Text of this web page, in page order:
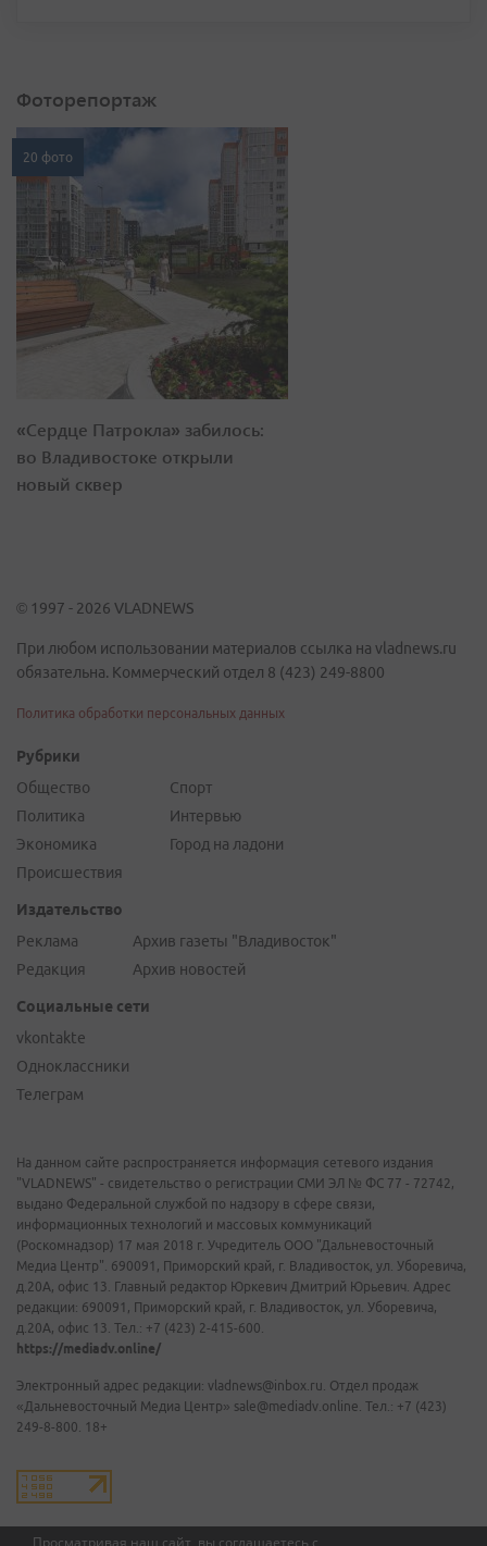
Просматривая наш сайт, вы соглашаетесь с
Фоторепортаж
20 фото
«Сердце Патрокла» забилось:
во Владивостоке открыли
новый сквер
© 1997 - 2026 VLADNEWS
При любом использовании материалов ссылка на vladnews.ru
обязательна. Коммерческий отдел 8 (423) 249-8800
Политика обработки персональных данных
Рубрики
Общество
Политика
Экономика
Происшествия
Спорт
Интервью
Город на ладони
Издательство
Реклама
Редакция
Архив газеты "Владивосток"
Архив новостей
Социальные сети
vkontakte
Одноклассники
Телеграм
На данном сайте распространяется информация сетевого издания
"VLADNEWS" - свидетельство о регистрации СМИ ЭЛ № ФС 77 - 72742,
выдано Федеральной службой по надзору в сфере связи,
информационных технологий и массовых коммуникаций
(Роскомнадзор) 17 мая 2018 г. Учредитель ООО "Дальневосточный
Медиа Центр". 690091, Приморский край, г. Владивосток, ул. Уборевича,
д.20А, офис 13. Главный редактор Юркевич Дмитрий Юрьевич. Адрес
редакции: 690091, Приморский край, г. Владивосток, ул. Уборевича,
д.20А, офис 13. Тел.: +7 (423) 2-415-600.
https://mediadv.online/
Электронный адрес редакции: vladnews@inbox.ru. Отдел продаж
«Дальневосточный Медиа Центр» sale@mediadv.online. Тел.: +7 (423)
249-8-800. 18+